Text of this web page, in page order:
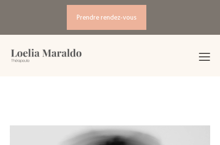
Prendre rendez-vous